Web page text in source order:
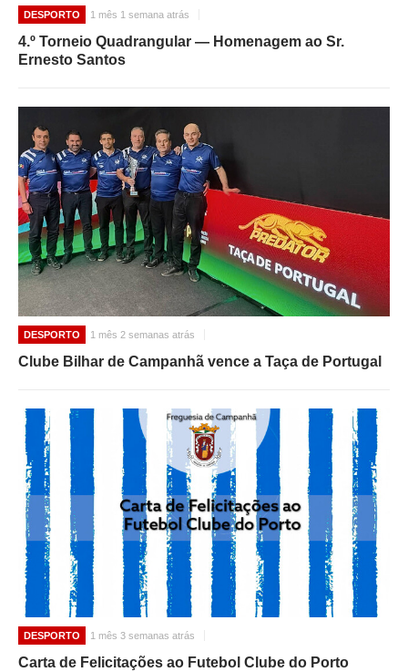
DESPORTO 1 mês 1 semana atrás
4.º Torneio Quadrangular — Homenagem ao Sr.
Ernesto Santos
DESPORTO 1 mês 2 semanas atrás
Clube Bilhar de Campanhã vence a Taça de Portugal
DESPORTO 1 mês 3 semanas atrás
Carta de Felicitações ao Futebol Clube do Porto